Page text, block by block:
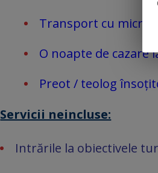
Transport cu
O noapte de cazare
Preot / teolog
Servicii neincluse:
Intrările la obiectivele